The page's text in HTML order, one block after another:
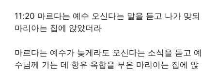
11:20 마르다는 예수 오신다는 말을 듣고 나가 맞되
마리아는 집에 앉았더라
마르다는 예수가 늦게라도 오신다는 소식을 듣고 예
수님께 가는 데 향유 옥합을 부은 마리아는 집에 앉